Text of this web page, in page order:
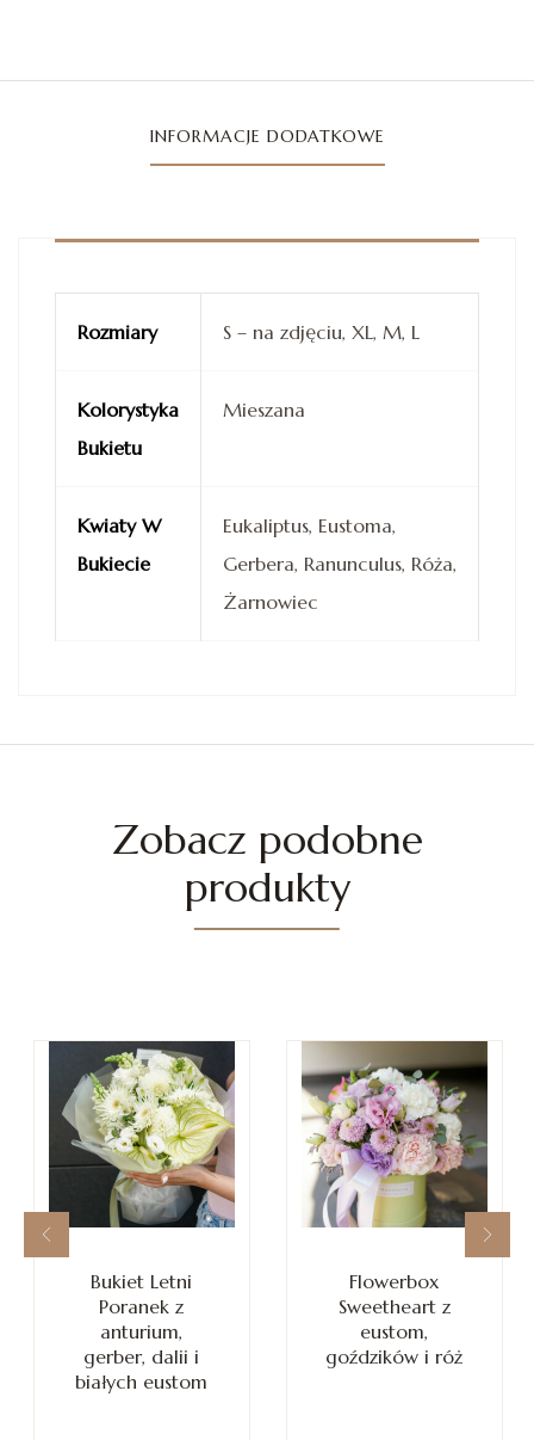
INFORMACJE DODATKOWE
Rozmiary S – na zdjęciu, XL, M, L
Kolorystyka
Bukietu
Mieszana
Kwiaty W
Bukiecie
Eukaliptus, Eustoma,
Gerbera, Ranunculus, Róża,
Żarnowiec
Zobacz podobne
produkty
Bukiet Letni
Poranek z
anturium,
gerber, dalii i
białych eustom
Flowerbox
Sweetheart z
eustom,
goździków i róż